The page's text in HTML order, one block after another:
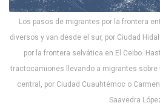
Los pasos de migrantes por la frontera
diversos y van desde el sur, por Ciudad
por la frontera selvática en El Ceibo.
tractocamiones llevando a migrantes sobre
central, por Ciudad Cuauhtémoc o
Saavedra